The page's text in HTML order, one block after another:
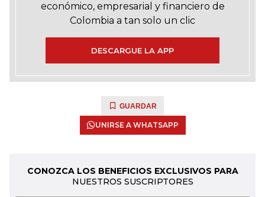
económico, empresarial y financiero de
Colombia a tan solo un clic
DESCARGUE LA APP
GUARDAR
UNIRSE A WHATSAPP
CONOZCA LOS BENEFICIOS EXCLUSIVOS PARA
NUESTROS SUSCRIPTORES